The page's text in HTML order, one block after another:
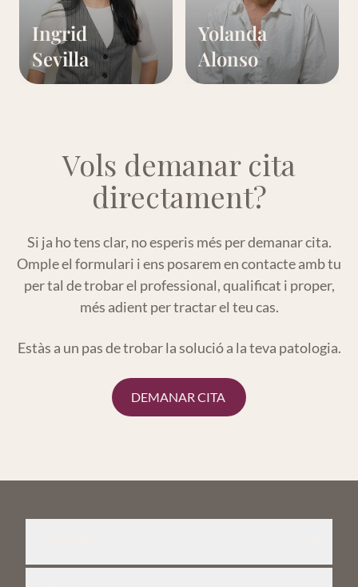
Ingrid
Sevilla
Yolanda
Alonso
Vols demanar cita
directament?
Si ja ho tens clar, no esperis més per demanar cita.
Omple el formulari i ens posarem en contacteamb tu
per tal de trobar el professional, qualificat i proper,
més adient per tractar el teu cas.
Estàs a un pas de trobar la solució a la teva patologia.
DEMANAR CITA